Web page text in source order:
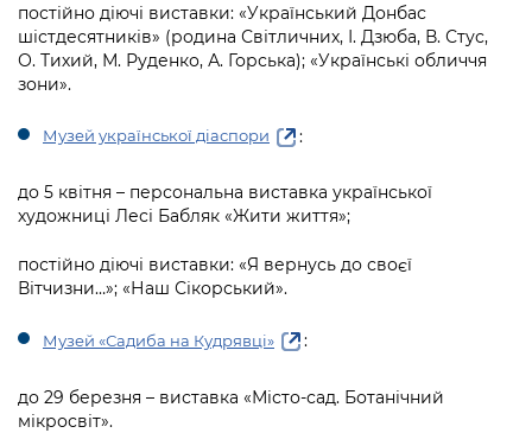
постійно діючі виставки: «Український Донбас
шістдесятників» (родина Світличних, І. Дзюба, В. Стус,
О. Тихий, М. Руденко, А. Горська); «Українські обличчя
зони».
Музей української діаспори :
до 5 квітня – персональна виставка української
художниці Лесі Бабляк «Жити життя»;
постійно діючі виставки: «Я вернусь до своєї
Вітчизни…»; «Наш Сікорський».
Музей «Садиба на Кудрявці» :
до 29 березня – виставка «Місто-сад. Ботанічний
мікросвіт».